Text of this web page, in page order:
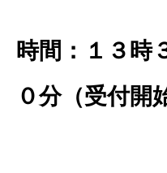
時間：１３時
０分（受付開